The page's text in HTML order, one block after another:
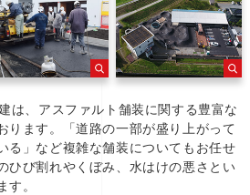
は、アスファルト舗装に関する豊富な
ります。「道路の一部が盛り上がって
る」など複雑な舗装についてもお任せ
ひび割れやくぼみ、水はけの悪さとい
す。